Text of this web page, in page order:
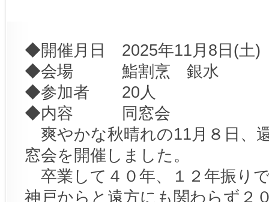
◆開催月日 2025年11月8日(土)
◆会場 鮨割烹 銀水
◆参加者 20人
◆内容 同窓会
爽やかな秋晴れの11月８日、
窓会を開催しました。
卒業して４０年、１２年振り
神戸からと遠方にも関わらず２